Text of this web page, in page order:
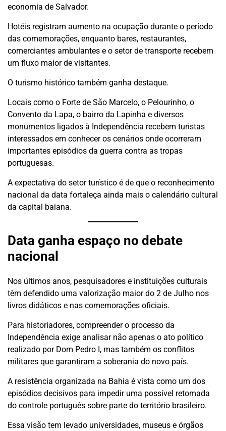
economia de Salvador.
Hotéis registram aumento na ocupação durante o período
das comemorações, enquanto bares, restaurantes,
comerciantes ambulantes e o setor de transporte recebem
um fluxo maior de visitantes.
O turismo histórico também ganha destaque.
Locais como o Forte de São Marcelo, o Pelourinho, o
Convento da Lapa, o bairro da Lapinha e diversos
monumentos ligados à Independência recebem turistas
interessados em conhecer os cenários onde ocorreram
importantes episódios da guerra contra as tropas
portuguesas.
A expectativa do setor turístico é de que o reconhecimento
nacional da data fortaleça ainda mais o calendário cultural
da capital baiana.
Data ganha espaço no debate
nacional
Nos últimos anos, pesquisadores e instituições culturais
têm defendido uma valorização maior do 2 de Julho nos
livros didáticos e nas comemorações oficiais.
Para historiadores, compreender o processo da
Independência exige analisar não apenas o ato político
realizado por Dom Pedro I, mas também os conflitos
militares que garantiram a soberania do novo país.
A resistência organizada na Bahia é vista como um dos
episódios decisivos para impedir uma possível retomada
do controle português sobre parte do território brasileiro.
Essa visão tem levado universidades, museus e órgãos